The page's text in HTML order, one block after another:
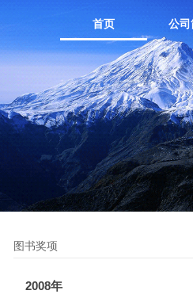
首页 公司
图书奖项
2008年